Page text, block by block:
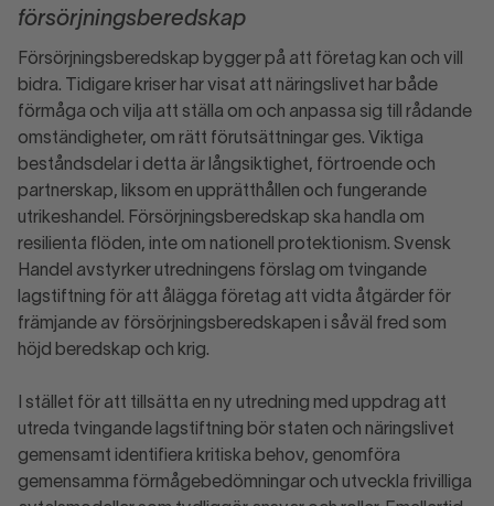
försörjningsberedskap
Försörjningsberedskap bygger på att företag kan och vill
bidra. Tidigare kriser har visat att näringslivet har både
förmåga och vilja att ställa om och anpassa sig till rådande
omständigheter, om rätt förutsättningar ges. Viktiga
beståndsdelar i detta är långsiktighet, förtroende och
partnerskap, liksom en upprätthållen och fungerande
utrikeshandel. Försörjningsberedskap ska handla om
resilienta flöden, inte om nationell protektionism. Svensk
Handel avstyrker utredningens förslag om tvingande
lagstiftning för att ålägga företag att vidta åtgärder för
främjande av försörjningsberedskapen i såväl fred som
höjd beredskap och krig.
I stället för att tillsätta en ny utredning med uppdrag att
utreda tvingande lagstiftning bör staten och näringslivet
gemensamt identifiera kritiska behov, genomföra
gemensamma förmågebedömningar och utveckla frivilliga